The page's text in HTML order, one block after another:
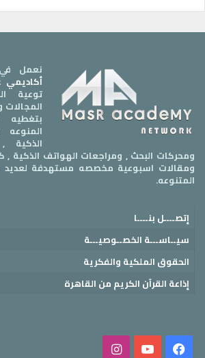
نعمل
أكاديمي
توعية
المجالات
بتغطيه
الذكية
ومحركات البحث , ومراجعات الهواتف الذكية ,
ومقالات اسبوعية مخصصه مستهدفة لعديد
المتنوعه.
إتصــــل بنــــا
سيــاســـة الخصــوصيـــة
الحقوق الملكية والفكرية
إذاعة القرآن الكريم من القاهرة
فيسبوك ‫YouTube